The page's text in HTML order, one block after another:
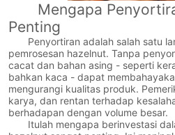
Mengapa
Penting
Penyortiran adalah salah satu
pemrosesan hazelnut. Tanpa
cacat dan bahan asing - seperti
bahkan kaca - dapat
mengurangi kualitas produk.
karya, dan rentan terhadap
berhadapan dengan volume besar.
Itulah mengapa berinvestasi